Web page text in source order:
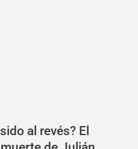
al revés? El